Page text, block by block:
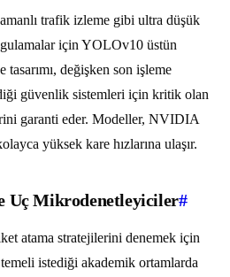
trafik izleme gibi ultra düşük
için YOLOv10 üstün
değişken son işleme
güvenlik sistemleri için kritik olan
garanti eder. Modeller, NVIDIA
yüksek kare hızlarına ulaşır.
Uç Mikrodenetleyiciler#
atama stratejilerini denemek için
temeli istediği akademik ortamlarda